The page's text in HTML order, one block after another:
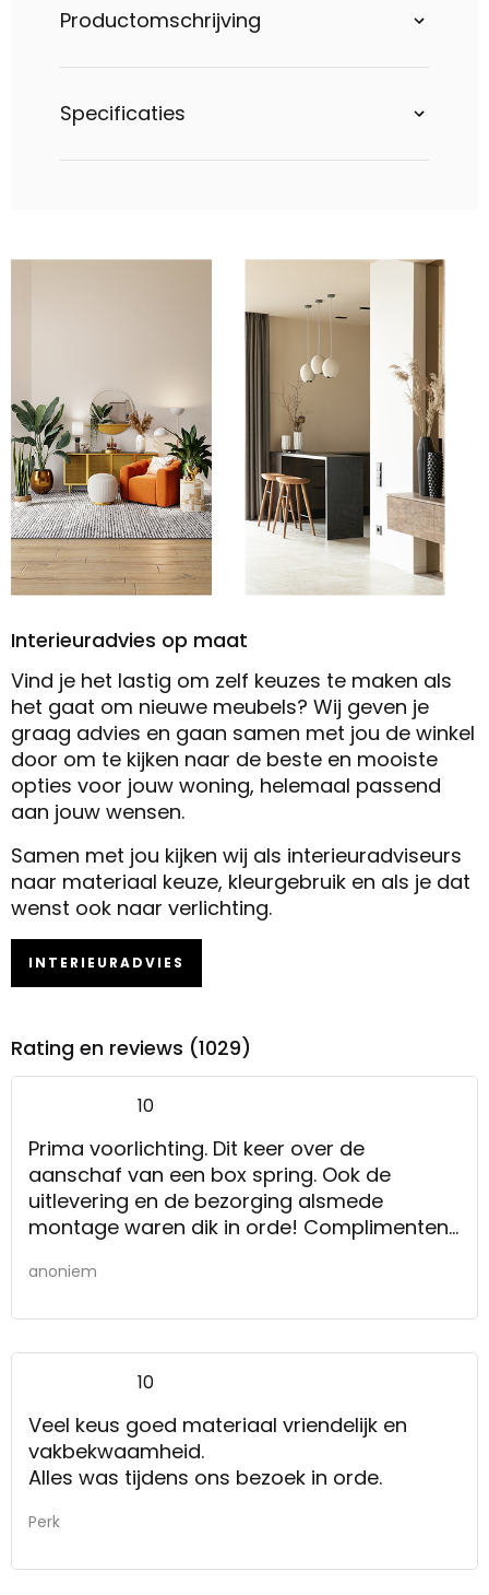
Productomschrijving
Specificaties
Interieuradvies op maat
Vind je het lastig om zelf keuzes te maken als
het gaat om nieuwe meubels? Wij geven je
graag advies en gaan samen met jou de winkel
door om te kijken naar de beste en mooiste
opties voor jouw woning, helemaal passend
aan jouw wensen.
Samen met jou kijken wij als interieuradviseurs
naar materiaal keuze, kleurgebruik en als je dat
wenst ook naar verlichting.
INTERIEURADVIES
Rating en reviews (1029)
10
Prima voorlichting. Dit keer over de
aanschaf van een box spring. Ook de
uitlevering en de bezorging alsmede
montage waren dik in orde! Complimenten.
anoniem
10
Veel keus goed materiaal vriendelijk en
vakbekwaamheid.
Alles was tijdens ons bezoek in orde.
Perk